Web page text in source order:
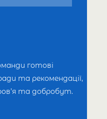
готові
та рекомендації,
та добробут.